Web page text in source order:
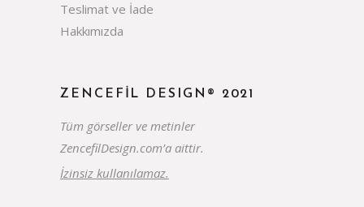
Teslimat ve İade
Hakkımızda
ZENCEFIL DESIGN® 2021
Tüm görseller ve metinler
ZencefilDesign.com’a aittir.
İzinsiz kullanılamaz.